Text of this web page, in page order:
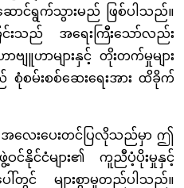
ောင်ရွက်သွားမည် ဖြစ်ပါသည်။
းသည် အရေးကြီးသော်လည်း
ျူဟာများနှင့် တိုးတက်မှုများ
စမ်းစစ်ဆေးရေးအား ထိခိုက်
အလေးပေးတင်ပြလိုသည်မှာ ဤ
ဝင်နိုင်ငံများ၏ ကူညီပံ့ပိုးမှုနှင့်
ါ်တွင် များစွာမူတည်ပါသည်။